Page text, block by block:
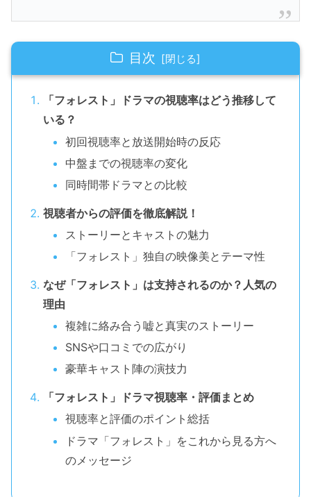
目次
「フォレスト」ドラマの視聴率はどう推移して
いる？
初回視聴率と放送開始時の反応
中盤までの視聴率の変化
同時間帯ドラマとの比較
視聴者からの評価を徹底解説！
ストーリーとキャストの魅力
「フォレスト」独自の映像美とテーマ性
なぜ「フォレスト」は支持されるのか？人気の
理由
複雑に絡み合う嘘と真実のストーリー
SNSや口コミでの広がり
豪華キャスト陣の演技力
「フォレスト」ドラマ視聴率・評価まとめ
視聴率と評価のポイント総括
ドラマ「フォレスト」をこれから見る方へ
のメッセージ